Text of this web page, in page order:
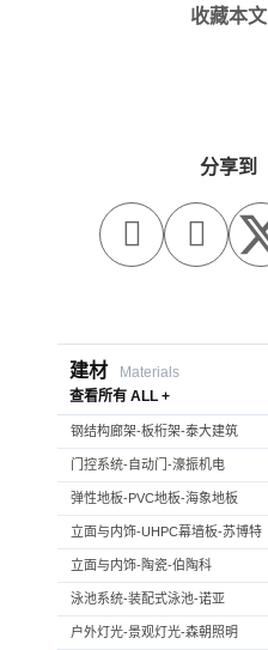
收藏本文
分享到
 
建材
Materials
查看所有 ALL +
钢结构廊架-板桁架-泰大建筑
门控系统-自动门-濠振机电
弹性地板-PVC地板-海象地板
立面与内饰-UHPC幕墙板-苏博特
立面与内饰-陶瓷-伯陶科
泳池系统-装配式泳池-诺亚
户外灯光-景观灯光-森朝照明